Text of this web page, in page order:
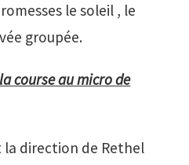
le soleil , le
groupée.
course au micro de
la direction de Rethel